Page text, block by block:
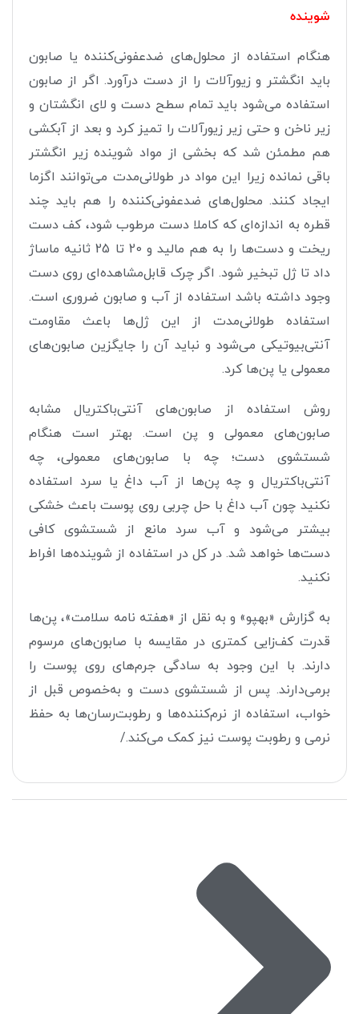
شوینده
هنگام استفاده از محلول‌های ضدعفونی‌کننده یا صابون
باید انگشتر و زیورآلات را از دست درآورد. اگر از صابون
استفاده می‌شود باید تمام سطح دست و لای انگشتان و
زیر ناخن و حتی زیر زیورآلات را تمیز کرد و بعد از آبکشی
هم مطمئن شد که بخشی از مواد شوینده زیر انگشتر
باقی نمانده زیرا این مواد در طولانی‌مدت می‌توانند اگزما
ایجاد کنند. محلول‌های ضدعفونی‌کننده را هم باید چند
قطره به اندازه‌ای که کاملا دست مرطوب شود، کف دست
ریخت و دست‌ها را به هم مالید و 20 تا 25 ثانیه ماساژ
داد تا ژل تبخیر شود. اگر چرک قابل‌مشاهده‌ای روی دست
وجود داشته باشد استفاده از آب و صابون ضروری است.
استفاده طولانی‌مدت از این ژل‌ها باعث مقاومت
آنتی‌بیوتیکی می‌شود و نباید آن را جایگزین صابون‌های
معمولی یا پن‌ها کرد.
روش استفاده از صابون‌های آنتی‌باکتریال مشابه
صابون‌های معمولی و پن است. بهتر است هنگام
شستشوی دست؛ چه با صابون‌های معمولی، چه
آنتی‌باکتریال و چه پن‌ها از آب داغ یا سرد استفاده
نکنید چون آب داغ با حل چربی روی پوست باعث خشکی
بیشتر می‌شود و آب سرد مانع از شستشوی کافی
دست‌ها خواهد شد. در کل در استفاده از شوینده‌ها افراط
نکنید.
به گزارش «بهپو» و به نقل از «هفته نامه سلامت»، پن‌ها
قدرت کف‌زایی کمتری در مقایسه با صابون‌های مرسوم
دارند. با این وجود به سادگی جرم‌های روی پوست را
برمی‌دارند. پس از شستشوی دست و به‌خصوص قبل از
خواب، استفاده از ‌نرم‌کننده‌ها و رطوبت‌رسان‌ها به حفظ
نرمی و رطوبت پوست نیز کمک می‌کند./